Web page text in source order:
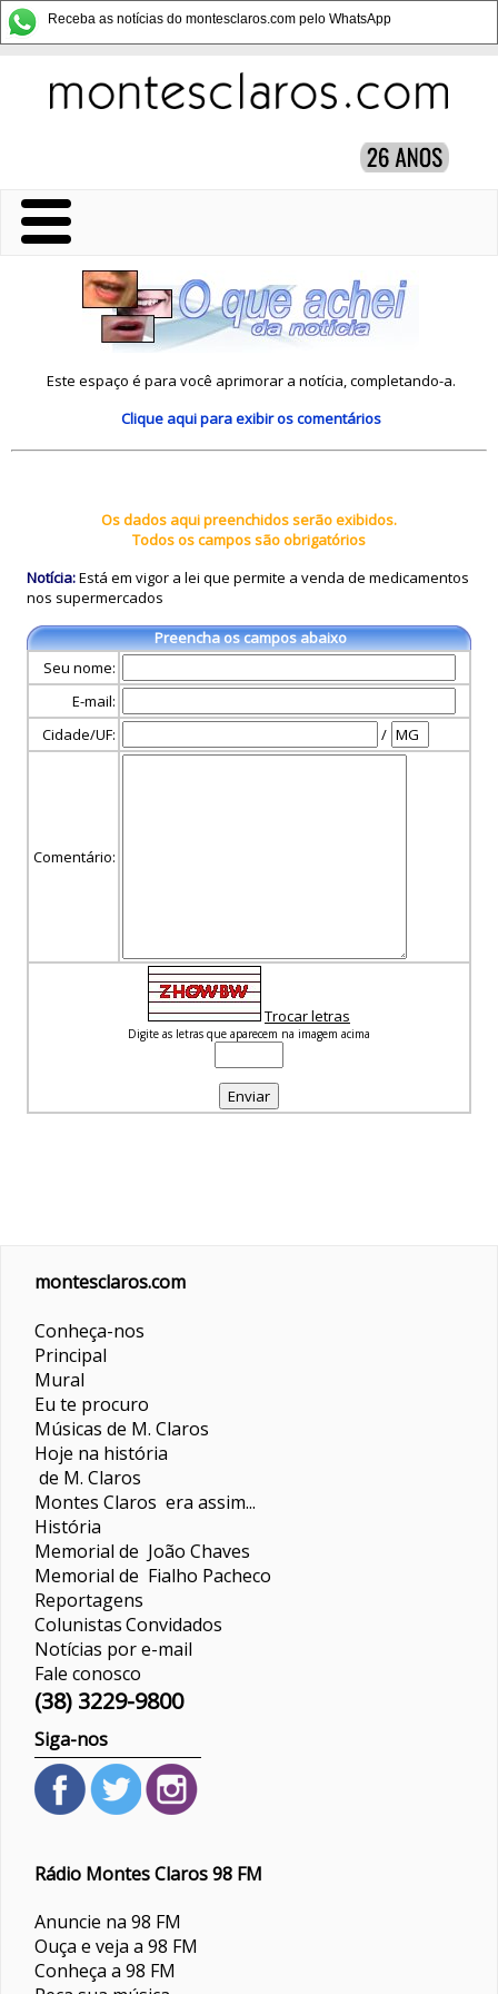
Receba as notícias do montesclaros.com pelo WhatsApp
Este espaço é para você aprimorar a notícia, completando-a.
Clique aquipara exibir os comentários
Os dados aqui preenchidos serão exibidos.
Todos os campos são obrigatórios
Notícia:Está em vigor a lei que permite a venda de medicamentos
nos supermercados
Preencha os campos abaixo
Seu nome:
E-mail:
Cidade/UF:
/
Comentário:
Trocar letras
Digite as letras que aparecem na imagem acima
montesclaros.com
Conheça-nos
Principal
Mural
Eu te procuro
Músicas de M. Claros
Hoje na história
de M. Claros
Montes Claros era assim...
História
Memorial de João Chaves
Memorial de Fialho Pacheco
Reportagens
ColunistasConvidados
Notícias por e-mail
Fale conosco
(38) 3229-9800
Siga-nos
Rádio Montes Claros 98 FM
Anuncie na 98 FM
Ouça e veja a 98 FM
Conheça a 98 FM